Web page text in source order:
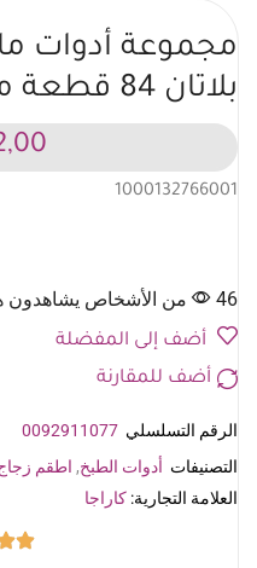
مجموعة أدوات
بلاتان 84 قطعة مع صندوق
1000132766001
46 من الأشخاص يشاهدون هذا المنتج الآن
أضف إلى المفضلة
أضف للمقارنة
الرقم التسلسلي 0092911077
التصنيفات أدوات الطبخ, اطقم
العلامة التجارية: كاراجا